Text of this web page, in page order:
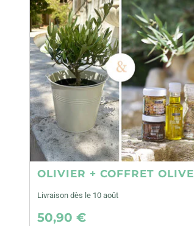
OLIVIER + COFFRET OLIVE
Livraison dès le 10 août
50,90 €